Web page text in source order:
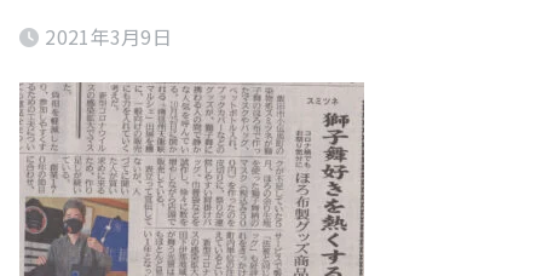
2021年3月9日